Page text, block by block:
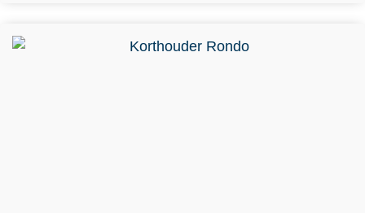
Dit product heeft meerdere variaties. Deze optie kan
gekozen worden op de productpagina